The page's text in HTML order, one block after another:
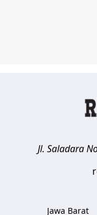
Jl. Saladara
Jawa Barat